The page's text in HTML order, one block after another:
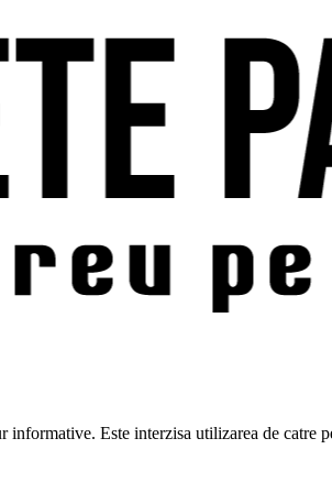
Este interzisa utilizarea de catre